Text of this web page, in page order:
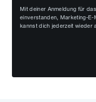
Mit deiner Anmeldung für
einverstanden, Marketing-E-
kannst dich jederzeit wieder